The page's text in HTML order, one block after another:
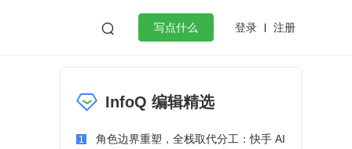
 写点什么 登录 注册
微服务架构 flutter
InfoQ 编辑精选
1
角色边界重塑，全栈取代分工：快手 AI